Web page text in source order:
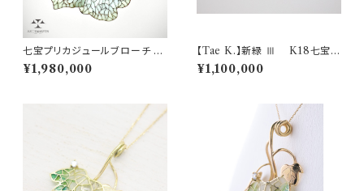
七宝プリカジュールブローチ Br
ooch "Hibiscus" ハイビスカ
ス
¥1,980,000
【Tae K.】新緑 Ⅲ K18七宝プ
リカジュールペンダント(0.365
ct)
¥1,100,000